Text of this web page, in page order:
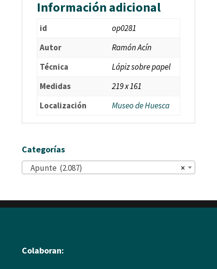
Información adicional
id
op0281
Autor
Ramón Acín
Técnica
Lápiz sobre papel
Medidas
219 x 161
Localización
Museo de Huesca
Categorías
×
Apunte (2.087)
Colaboran: